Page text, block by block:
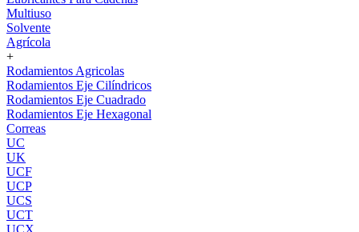
Multiuso
Solvente
Agrícola
+
Rodamientos Agricolas
Rodamientos Eje Cilíndricos
Rodamientos Eje Cuadrado
Rodamientos Eje Hexagonal
Correas
UC
UK
UCF
UCP
UCS
UCT
UCX